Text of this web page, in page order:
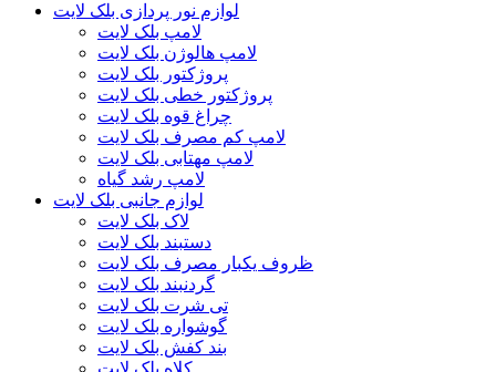
لوازم نور پردازی بلک لایت
لامپ بلک لایت
لامپ هالوژن بلک لایت
پروژکتور بلک لایت
پروژکتور خطی بلک لایت
چراغ قوه بلک لایت
لامپ کم مصرف بلک لایت
لامپ مهتابی بلک لایت
لامپ رشد گیاه
لوازم جانبی بلک لایت
لاک بلک لایت
دستبند بلک لایت
ظروف یکبار مصرف بلک لایت
گردنبند بلک لایت
تی شرت بلک لایت
گوشواره بلک لایت
بند کفش بلک لایت